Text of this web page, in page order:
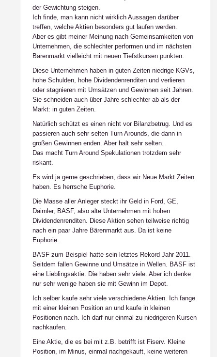
der Gewichtung steigen.
Ich finde, man kann nicht wirklich Aussagen darüber
treffen, welche Aktien besonders gut laufen werden.
Aber es gibt meiner Meinung nach Gemeinsamkeiten von
Unternehmen, die schlechter performen und im nächsten
Bärenmarkt vielleicht mit neuen Tiefstkursen punkten.
Diese Unternehmen haben in guten Zeiten niedrige KGVs,
hohe Schulden, hohe Dividendenrenditen und verlieren
oder stagnieren mit Umsätzen und Gewinnen seit Jahren.
Sie schneiden auch über Jahre schlechter ab als der
Markt: in guten Zeiten.
Natürlich schützt es einen nicht vor Bilanzbetrug. Und es
passieren auch sehr selten Turn Arounds, die dann in
großen Gewinnen enden. Aber halt sehr selten.
Das macht Turn Around Spekulationen trotzdem sehr
riskant.
Es wird ja gerne geschrieben, dass wir Neue Markt Zeiten
haben. Es herrsche Euphorie.
Die Masse aller Anleger steckt ihr Geld in Ford, GE,
Daimler, BASF, also alte Unternehmen mit hohen
Dividendenrenditen. Diese Aktien sehen teilweise richtig
nach ein paar Jahre Bärenmarkt aus. Da ist keine
Euphorie.
BASF zum Beispiel hatte sein letztes Rekord Jahr 2011.
Seitdem fallen Gewinne und Umsätze in Wellen. BASF ist
eine Lieblingsaktie. Die haben sehr viele. Aber ich denke
nur sehr wenige haben sie mit Gewinn im Depot.
Ich selber kaufe sehr viele verschiedene Aktien. Ich fange
mit einer kleinen Position an und kaufe in kleinen
Positionen nach. Ich darf nur einmal zu niedrigeren Kursen
nachkaufen.
Eine Aktie, die es bei mit z.B. betrifft ist Fiserv. Kleine
Position, im Minus, einmal nachgekauft, keine weiteren